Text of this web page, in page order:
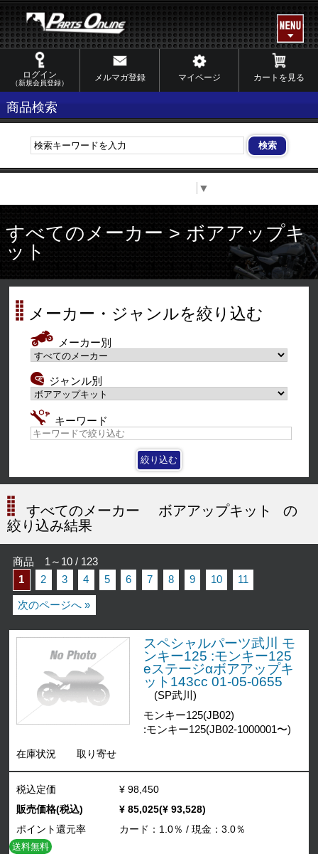
ログイン
（新規会員登録）
メルマガ登録 マイページ カートを見る
商品検索
▼
すべてのメーカー > ボアアップキ
ット
メーカー・ジャンルを絞り込む
メーカー別
ジャンル別
キーワード
すべてのメーカー ボアアップキット
の
絞り込み結果
商品 1～10 / 123
1
2 3 4 5 6 7 8 9 10 11
次のページへ »
スペシャルパーツ武川 モ
ンキー125 :モンキー125
eステージαボアアップキ
ット143cc 01-05-0655
(SP武川)
モンキー125(JB02)
:モンキー125(JB02-1000001〜)
在庫状況 取り寄せ
税込定価
¥ 98,450
販売価格(税込)
¥ 85,025(¥ 93,528)
ポイント還元率
カード：1.0％ / 現金：3.0％
送料無料